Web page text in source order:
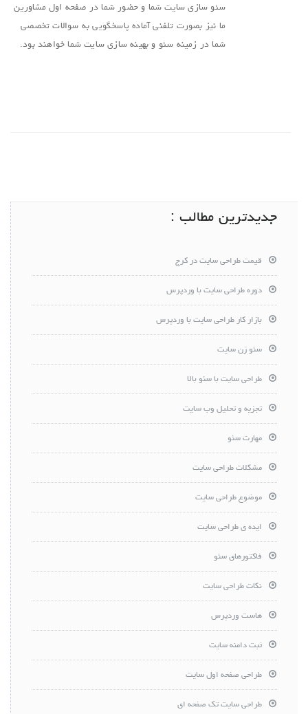
سئو سازی سایت شما و حضور شما در صفحه اول مشاورین
ما نیز بصورت تلفنی آماده پاسخگویی به سوالات تخصصی
شما در زمینه سئو و بهینه سازی سایت شما خواهند بود.
جدیدترین مطالب :
قیمت طراحی سایت در کرج
دوره طراحی سایت با وردپرس
بازار کار طراحی سایت با وردپرس
سئو زن سایت
طراحی سایت با سئو بالا
تجزیه و تحلیل وب سایت
مهارت سئو
مشکلات طراحی سایت
موضوع طراحی سایت
ایده ی طراحی سایت
فاکتورهای سئو
نکات طراحی سایت
هاست وردپرس
ثبت دامنه سایت
طراحی صفحه اول سایت
طراحی سایت تک صفحه ای